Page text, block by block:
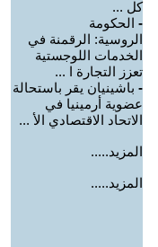
كل ...
- الحكومة
الروسية: الرقمنة في
الخدمات اللوجستية
تعزز التجارة ا ...
- باشينيان يقر باستحالة
عضوية أرمينيا في
الاتحاد الاقتصادي الأ ...
المزيد.....
المزيد.....